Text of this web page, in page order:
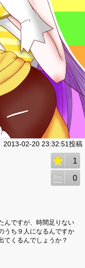
2013-02-20 23:32:51投稿
1
0
んですが、時間足りない
うち９人になるんですか
てくるんでしょうか？